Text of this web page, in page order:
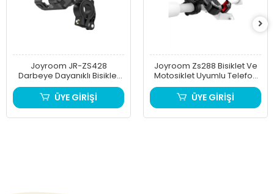
Joyroom JR-ZS428
Darbeye Dayanıklı Bisiklet
Ve Motorsiklet Telefon
Tutucu
ÜYE GİRİŞİ
Joyroom Zs288 Bisiklet Ve
Motosiklet Uyumlu Telefon
Tutucu
ÜYE GİRİŞİ